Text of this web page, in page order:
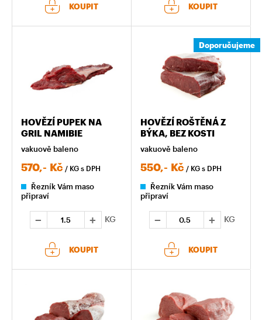
KOUPIT KOUPIT
HOVĚZÍ PUPEK NA
GRIL NAMIBIE
vakuově baleno
570,- Kč / KG s DPH
Řezník Vám maso
připraví
KG
KOUPIT
Doporučujeme
HOVĚZÍ ROŠTĚNÁ Z
BÝKA, BEZ KOSTI
vakuově baleno
550,- Kč / KG s DPH
Řezník Vám maso
připraví
KG
KOUPIT